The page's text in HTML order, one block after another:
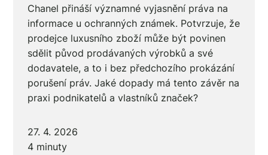
Chanel přináší významné vyjasnění práva na
informace u ochranných známek. Potvrzuje, že
prodejce luxusního zboží může být povinen
sdělit původ prodávaných výrobků a své
dodavatele, a to i bez předchozího prokázání
porušení práv. Jaké dopady má tento závěr na
praxi podnikatelů a vlastníků značek?
27. 4. 2026
4 minuty